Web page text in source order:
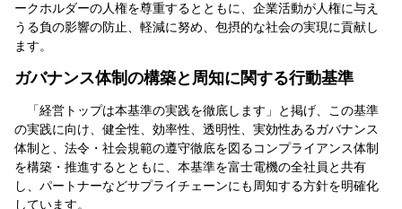
ークホルダーの人権を尊重するとともに、企業活動が人権に与え
うる負の影響の防止、軽減に努め、包摂的な社会の実現に貢献し
ます。
ガバナンス体制の構築と周知に関する行動基準
「経営トップは本基準の実践を徹底します」と掲げ、この基準
の実践に向け、健全性、効率性、透明性、実効性あるガバナンス
体制と、法令・社会規範の遵守徹底を図るコンプライアンス体制
を構築・推進するとともに、本基準を富士電機の全社員と共有
し、パートナーなどサプライチェーンにも周知する方針を明確化
しています。